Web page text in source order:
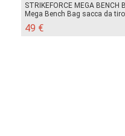
STRIKEFORCE MEGA BENCH
Mega Bench Bag sacca da
49 €